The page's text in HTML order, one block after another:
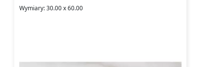
wyrafinowanymi liniami. Dzięki procesowi
subtelnym charakterze, które odnajdą się
Wymiary: 30.00 x 60.00